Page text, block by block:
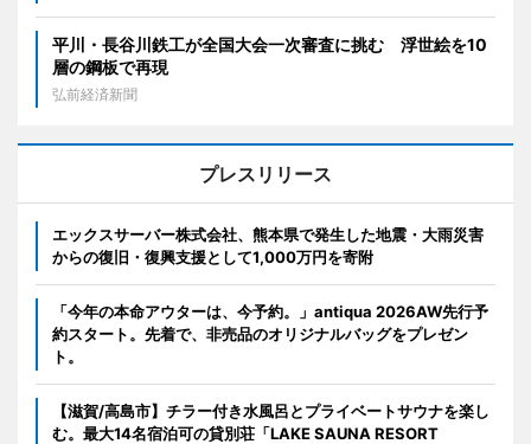
平川・長谷川鉄工が全国大会一次審査に挑む 浮世絵を10
層の鋼板で再現
弘前経済新聞
プレスリリース
エックスサーバー株式会社、熊本県で発生した地震・大雨災害
からの復旧・復興支援として1,000万円を寄附
「今年の本命アウターは、今予約。」antiqua 2026AW先行予
約スタート。先着で、非売品のオリジナルバッグをプレゼン
ト。
【滋賀/高島市】チラー付き水風呂とプライベートサウナを楽し
む。最大14名宿泊可の貸別荘「LAKE SAUNA RESORT